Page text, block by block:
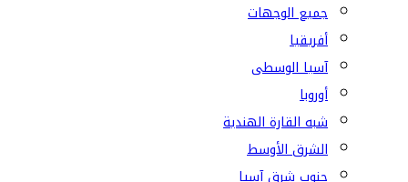
جميع الوجهات
أفريقيا
آسيا الوسطى
أوروبا
شبه القارة الهندية
الشرق الأوسط
جنوب شرق آسيا